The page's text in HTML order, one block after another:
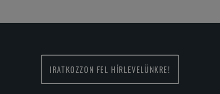
IRATKOZZON FEL HÍRLEVELÜNKRE!